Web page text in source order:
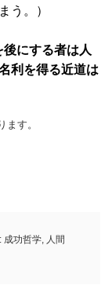
う。）
にする者は人
利を得る近道は
す。
成功哲学
人間